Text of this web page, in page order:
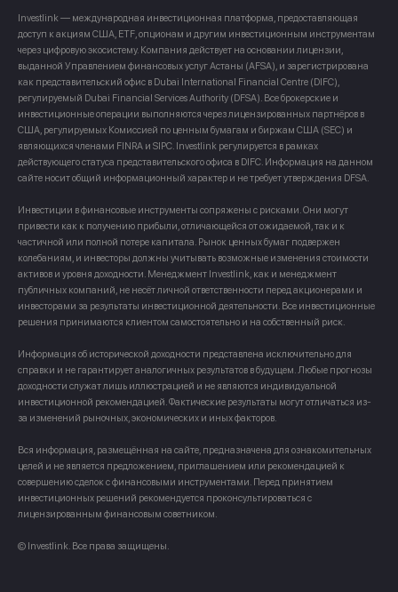
Investlink — международная инвестиционная платформа, предоставляющая
доступ к акциям США, ETF, опционам и другим инвестиционным инструментам
через цифровую экосистему. Компания действует на основании лицензии,
выданной Управлением финансовых услуг Астаны (AFSA), и зарегистрирована
как представительский офис в Dubai International Financial Centre (DIFC),
регулируемый Dubai Financial Services Authority (DFSA). Все брокерские и
инвестиционные операции выполняются через лицензированных партнёров в
США, регулируемых Комиссией по ценным бумагам и биржам США (SEC) и
являющихся членами FINRA и SIPC. Investlink регулируется в рамках
действующего статуса представительского офиса в DIFC. Информация на данном
сайте носит общий информационный характер и не требует утверждения DFSA.
Инвестиции в финансовые инструменты сопряжены с рисками. Они могут
привести как к получению прибыли, отличающейся от ожидаемой, так и к
частичной или полной потере капитала. Рынок ценных бумаг подвержен
колебаниям, и инвесторы должны учитывать возможные изменения стоимости
активов и уровня доходности. Менеджмент Investlink, как и менеджмент
публичных компаний, не несёт личной ответственности перед акционерами и
инвесторами за результаты инвестиционной деятельности. Все инвестиционные
решения принимаются клиентом самостоятельно и на собственный риск.
Информация об исторической доходности представлена исключительно для
справки и не гарантирует аналогичных результатов в будущем. Любые прогнозы
доходности служат лишь иллюстрацией и не являются индивидуальной
инвестиционной рекомендацией. Фактические результаты могут отличаться из-
за изменений рыночных, экономических и иных факторов.
Вся информация, размещённая на сайте, предназначена для ознакомительных
целей и не является предложением, приглашением или рекомендацией к
совершению сделок с финансовыми инструментами. Перед принятием
инвестиционных решений рекомендуется проконсультироваться с
лицензированным финансовым советником.
© Investlink. Все права защищены.